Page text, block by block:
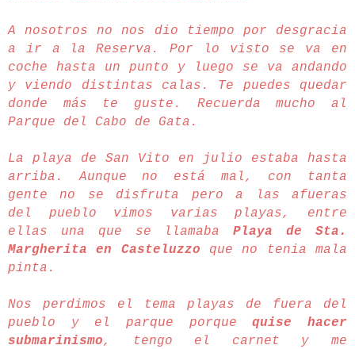
A nosotros no nos dio tiempo por desgracia
a ir a la Reserva. Por lo visto se va en
coche hasta un punto y luego se va andando
y viendo distintas calas. Te puedes quedar
donde más te guste. Recuerda mucho al
Parque del Cabo de Gata.
La playa de San Vito en julio estaba hasta
arriba. Aunque no está mal, con tanta
gente no se disfruta pero a las afueras
del pueblo vimos varias playas, entre
ellas una que se llamabaPlaya de Sta.
Margherita en Casteluzzo que no tenia mala
pinta.
Nos perdimos el tema playas de fuera del
pueblo y el parque porquequise hacer
submarinismo, tengo el carnet y me